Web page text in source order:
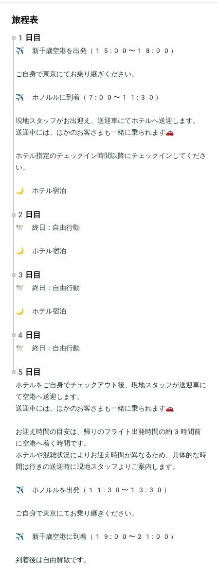
旅程表
1日目
✈️ 新千歳空港を出発（15:00〜18:00）
ご自身で東京にてお乗り継ぎください。
✈️ ホノルルに到着（7:00〜11:30）
現地スタッフがお出迎え、送迎車にてホテルへ送迎します。
送迎車には、ほかのお客さまも一緒に乗られます🚗
ホテル指定のチェックイン時間以降にチェックインしてくださ
い。
🌙 ホテル宿泊
2日目
🕊 終日：自由行動
🌙 ホテル宿泊
3日目
🕊 終日：自由行動
🌙 ホテル宿泊
4日目
🕊 終日：自由行動
5日目
ホテルをご自身でチェックアウト後、現地スタッフが送迎車に
て空港へ送迎します。
送迎車には、ほかのお客さまも一緒に乗られます🚗
お迎え時間の目安は、帰りのフライト出発時間の約3時間前
に空港へ着く時間です。
ホテルや混雑状況によりお迎え時間が異なるため、具体的な時
間は行きの送迎時に現地スタッフよりご案内します。
✈️ ホノルルを出発（11:30〜13:30）
ご自身で東京にてお乗り継ぎください。
✈️ 新千歳空港に到着（19:00〜21:00）
到着後は自由解散です。